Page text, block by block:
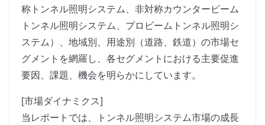
称トンネル照明システム、非対称カウンタービーム
トンネル照明システム、プロビームトンネル照明シ
ステム）、地域別、用途別（道路、鉄道）の市場セ
グメントを網羅し、各セグメントにおける主要促進
要因、課題、機会を明らかにしています。
[市場ダイナミクス]
当レポートでは、トンネル照明システム市場の成長